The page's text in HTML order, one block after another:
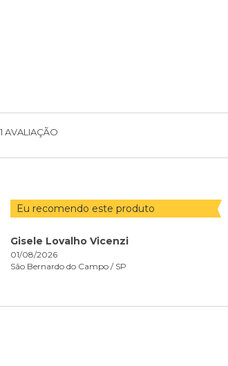
1 AVALIAÇÃO
Eu recomendo este produto
Gisele Lovalho Vicenzi
01/08/2026
São Bernardo do Campo / SP